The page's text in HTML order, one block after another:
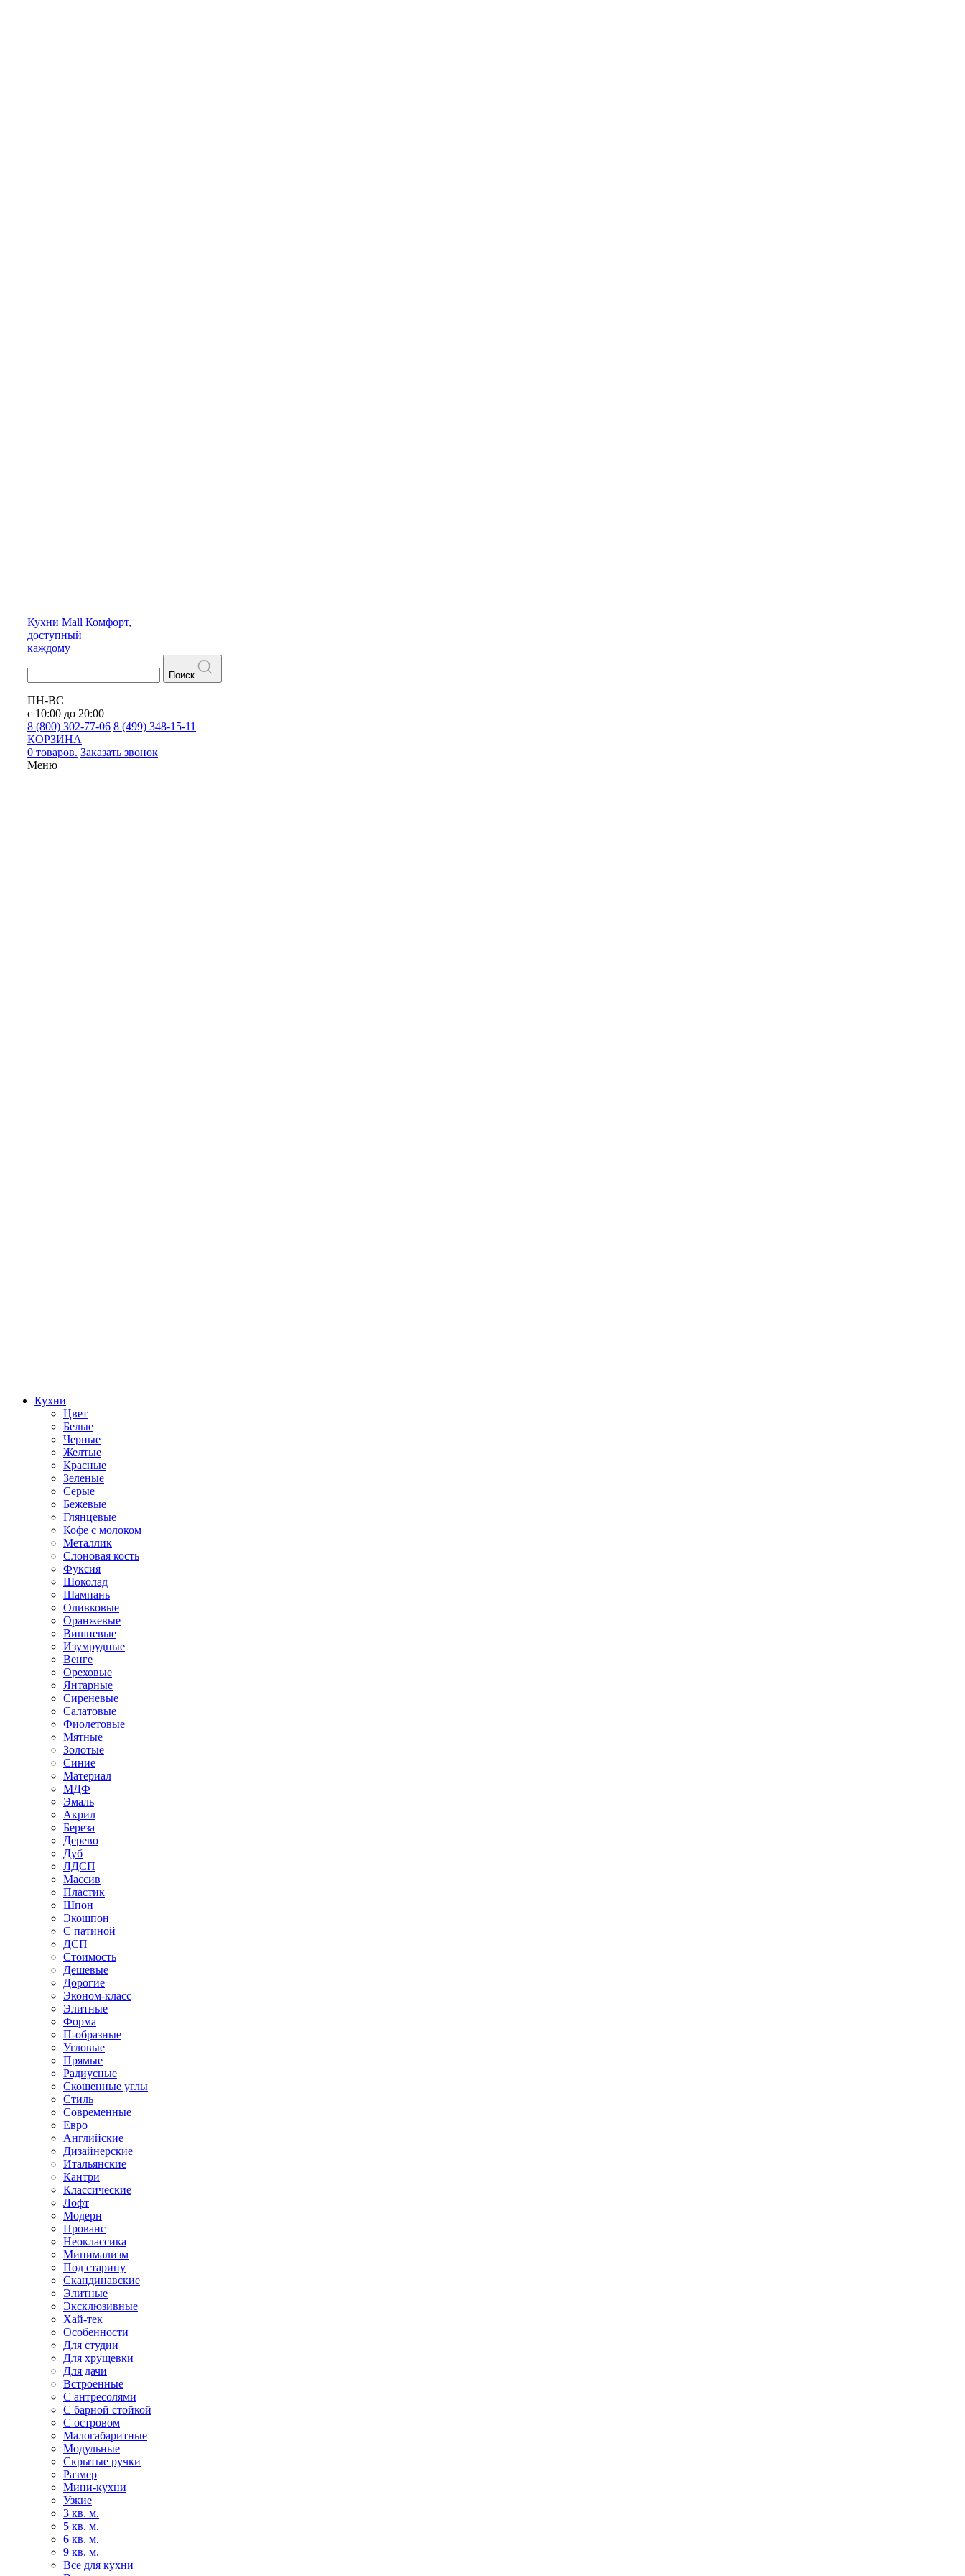
Кухни Mall Комфорт,
доступный
каждому
Поиск
ПН-ВС
с 10:00 до 20:00
8 (800) 302-77-06 8 (499) 348-15-11
КОРЗИНА
0 товаров. Заказать звонок
Меню
Кухни
Цвет
Белые
Черные
Желтые
Красные
Зеленые
Серые
Бежевые
Глянцевые
Кофе с молоком
Металлик
Слоновая кость
Фуксия
Шоколад
Шампань
Оливковые
Оранжевые
Вишневые
Изумрудные
Венге
Ореховые
Янтарные
Сиреневые
Салатовые
Фиолетовые
Мятные
Золотые
Синие
Материал
МДФ
Эмаль
Акрил
Береза
Дерево
Дуб
ЛДСП
Массив
Пластик
Шпон
Экошпон
С патиной
ДСП
Стоимость
Дешевые
Дорогие
Эконом-класс
Элитные
Форма
П-образные
Угловые
Прямые
Радиусные
Скошенные углы
Стиль
Современные
Евро
Английские
Дизайнерские
Итальянские
Кантри
Классические
Лофт
Модерн
Прованс
Неоклассика
Минимализм
Под старину
Скандинавские
Элитные
Эксклюзивные
Хай-тек
Особенности
Для студии
Для хрущевки
Для дачи
Встроенные
С антресолями
С барной стойкой
С островом
Малогабаритные
Модульные
Скрытые ручки
Размер
Мини-кухни
Узкие
3 кв. м.
5 кв. м.
6 кв. м.
9 кв. м.
Все для кухни